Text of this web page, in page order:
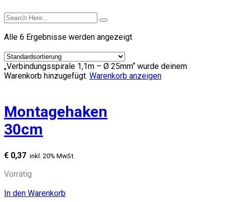
Alle 6 Ergebnisse werden angezeigt
„Verbindungsspirale 1,1m – Ø 25mm“ wurde deinem
Warenkorb hinzugefügt. Warenkorb anzeigen
Montagehaken
30cm
€ 0,37 inkl. 20% MwSt.
Vorrätig
In den Warenkorb